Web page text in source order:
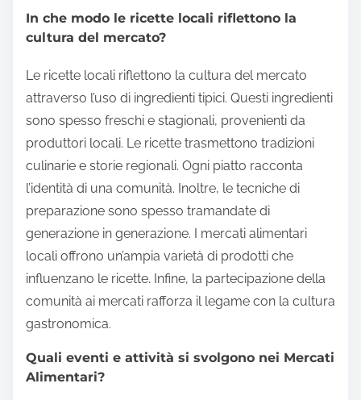
In che modo le ricette locali riflettono la
cultura del mercato?
Le ricette locali riflettono la cultura del mercato
attraverso l’uso di ingredienti tipici. Questi ingredienti
sono spesso freschi e stagionali, provenienti da
produttori locali. Le ricette trasmettono tradizioni
culinarie e storie regionali. Ogni piatto racconta
l’identità di una comunità. Inoltre, le tecniche di
preparazione sono spesso tramandate di
generazione in generazione. I mercati alimentari
locali offrono un’ampia varietà di prodotti che
influenzano le ricette. Infine, la partecipazione della
comunità ai mercati rafforza il legame con la cultura
gastronomica.
Quali eventi e attività si svolgono nei Mercati
Alimentari?